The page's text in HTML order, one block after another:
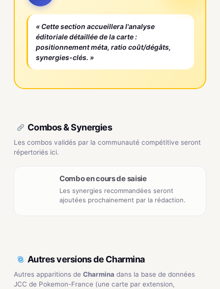
« Cette section accueillera l'analyse
éditoriale détaillée de la carte :
positionnement méta, ratio coût/dégâts,
synergies-clés. »
Combos & Synergies
Les combos validés par la communauté compétitive seront
répertoriés ici.
Combo en cours de saisie
Les synergies recommandées seront
ajoutées prochainement par la rédaction.
Autres versions de Charmina
Autres apparitions de Charmina dans la base de données
JCC de Pokemon-France (une carte par extension,